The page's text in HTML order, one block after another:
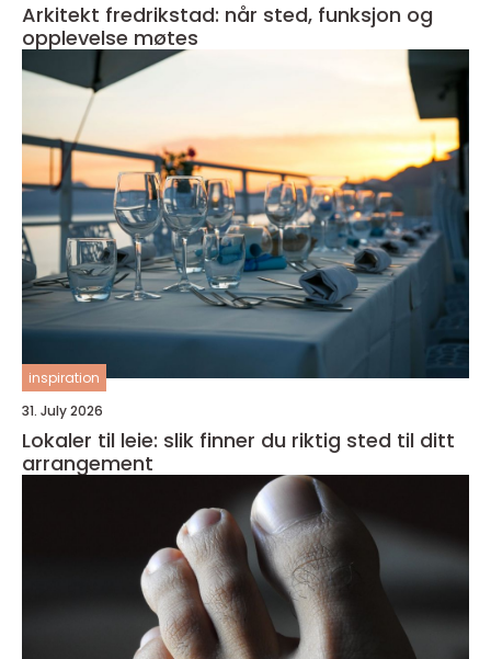
Arkitekt fredrikstad: når sted, funksjon og
opplevelse møtes
inspiration
31. July 2026
Lokaler til leie: slik finner du riktig sted til ditt
arrangement